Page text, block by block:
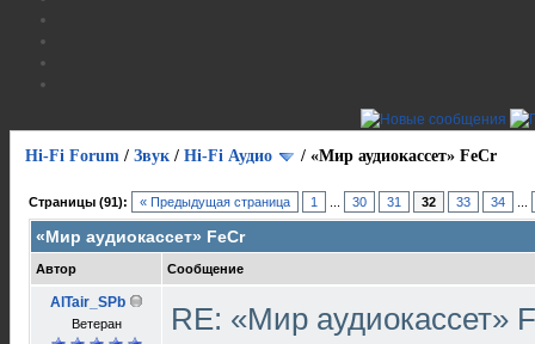
Hi-Fi Forum / Звук / Hi-Fi Аудио / «Мир аудиокассет» FeCr
Страницы (91): « Предыдущая страница 1 30 31 32 33 34
«Мир аудиокассет» FeCr
Автор Сообщение
AlTair_SPb
Ветеран RE: «Мир аудиокассет»